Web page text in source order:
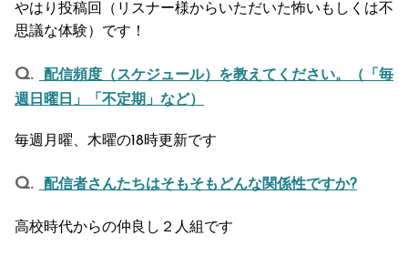
やはり投稿回（リスナー様からいただいた怖いもしくは不
思議な体験）です！
配信頻度（スケジュール）を教えてください。（「毎
週日曜日」「不定期」など）
毎週月曜、木曜の18時更新です
配信者さんたちはそもそもどんな関係性ですか?
高校時代からの仲良し２人組です